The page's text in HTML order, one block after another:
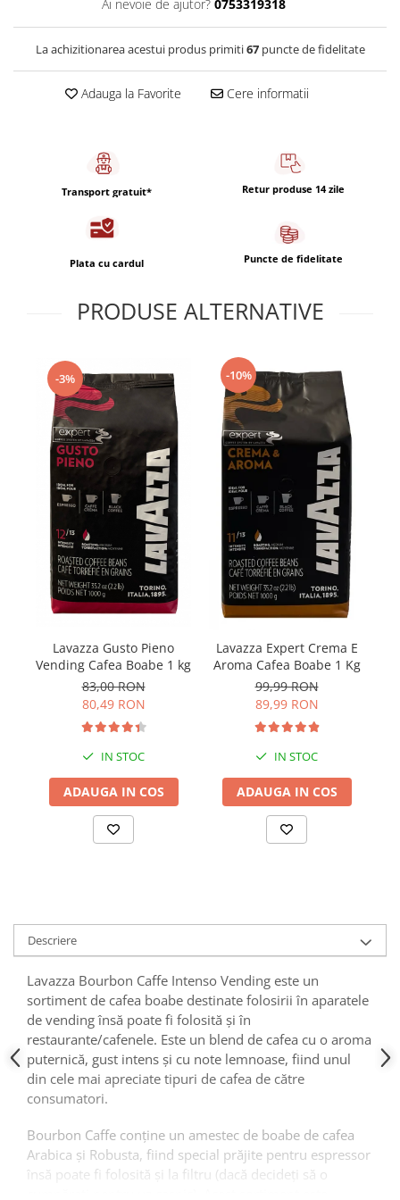
Capsule de Cafea
Cafea macinata
Ai nevoie de ajutor? 0753319318
La achizitionarea acestui produs primiti67puncte de fidelitate
Adauga la Favorite Cere informatii
Transport gratuit* Retur produse 14 zile
Plata cu cardul Puncte de fidelitate
PRODUSE ALTERNATIVE
-3%
Lavazza Gusto Pieno
Vending Cafea Boabe 1 kg
83,00 RON
80,49 RON
IN STOC
ADAUGA IN COS
-10%
Lavazza Expert Crema E
Aroma Cafea Boabe 1 Kg
99,99 RON
89,99 RON
IN STOC
ADAUGA IN COS
Descriere
Lavazza Bourbon Caffe Intenso Vending este un
sortiment de cafea boabe destinate folosirii în aparatele
de vending însă poate fi folosită și în
restaurante/cafenele. Este un blend de cafea cu o aroma
puternică, gust intens și cu note lemnoase, fiind unul
din cele mai apreciate tipuri de cafea de către
consumatori.
Bourbon Caffe conține un amestec de boabe de cafea
Arabica și Robusta, fiind special prăjite pentru espressor
însă poate fi folosită și la filtru (dacă decideți să o